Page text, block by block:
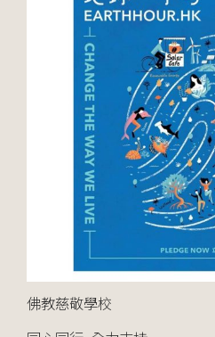
佛教慈敬學校